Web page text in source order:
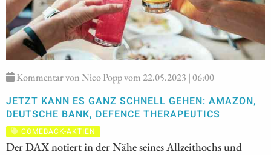
Kommentar von Nico Popp vom 22.05.2023 | 06:00
JETZT KANN ES GANZ SCHNELL GEHEN: AMAZON,
DEUTSCHE BANK, DEFENCE THERAPEUTICS
COMEBACK-AKTIEN
Der DAX notiert in der Nähe seines Allzeithochs und